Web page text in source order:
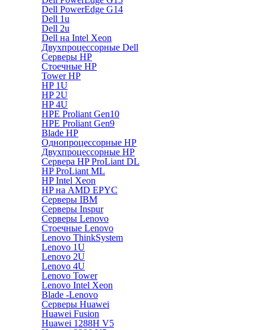
Dell PowerEdge G14
Dell 1u
Dell 2u
Dell на Intel Xeon
Двухпроцессорные Dell
Серверы HP
Стоечные HP
Tower HP
HP 1U
HP 2U
HP 4U
HPE Proliant Gen10
HPE Proliant Gen9
Blade HP
Однопроцессорные HP
Двухпроцессорные HP
Сервера HP ProLiant DL
HP ProLiant ML
HP Intel Xeon
HP на AMD EPYC
Серверы IBM
Серверы Inspur
Серверы Lenovo
Стоечные Lenovo
Lenovo ThinkSystem
Lenovo 1U
Lenovo 2U
Lenovo 4U
Lenovo Tower
Lenovo Intel Xeon
Blade -Lenovo
Серверы Huawei
Huawei Fusion
Huawei 1288H V5